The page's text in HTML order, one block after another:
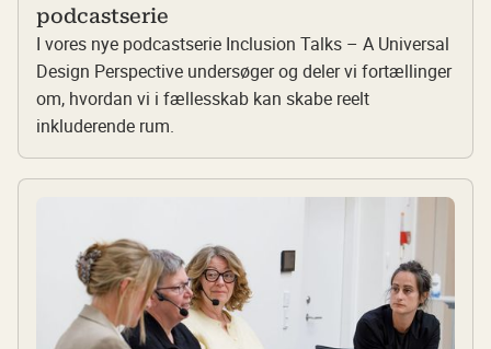
podcastserie
I vores nye podcastserie Inclusion Talks – A Universal
Design Perspective undersøger og deler vi fortællinger
om, hvordan vi i fællesskab kan skabe reelt
inkluderende rum.